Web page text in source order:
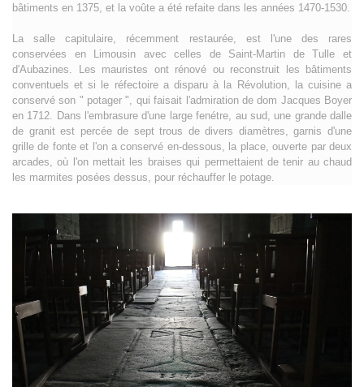
bâtiments en 1375, et la voûte a été refaite dans les années 1470-1530.
La salle capitulaire, récemment restaurée, est l'une des rares
conservées en Limousin avec celles de Saint-Martin de Tulle et
d'Aubazines. Les mauristes ont rénové ou reconstruit les bâtiments
conventuels et si le réfectoire a disparu à la Révolution, la cuisine a
conservé son " potager ", qui faisait l'admiration de dom Jacques Boyer
en 1712. Dans l'embrasure d'une large fenétre, au sud, une grande dalle
de granit est percée de sept trous de divers diamètres, garnis d'une
grille de fonte et l'on a conservé en-dessous, la place, ouverte par deux
arcades, où l'on mettait les braises qui permettaient de tenir au chaud
les marmites posées dessus, pour réchauffer le potage.